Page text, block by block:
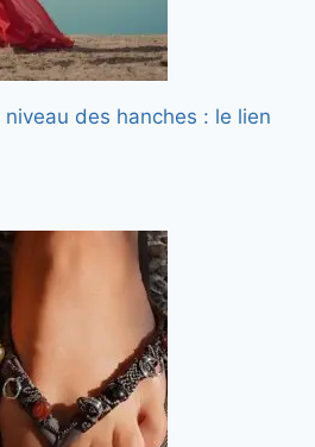
des hanches : le lien